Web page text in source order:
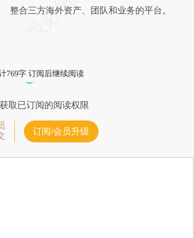
整合三方海外资产、团队和业务的平台。
769字 订阅后继续阅读
取已订阅的阅读权限
订阅/会员升级